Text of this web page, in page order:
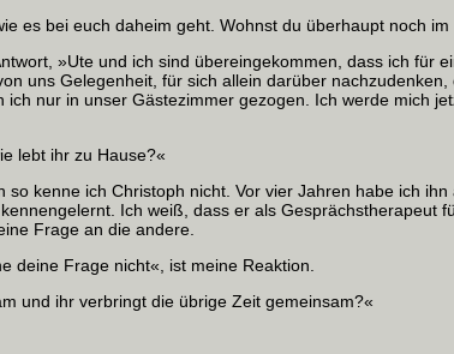
es bei euch daheim geht. Wohnst du überhaupt noch im
»Ute und ich sind übereingekommen, dass ich für
uns Gelegenheit, für sich allein darüber
ich nur in unser Gästezimmer gezogen. Ich werde mich
lebt ihr zu Hause?«
so kenne ich Christoph nicht. Vor vier Jahren habe ich
Ich weiß, dass er als Gesprächstherapeut
Frage an die andere.
deine Frage nicht«, ist meine Reaktion.
und ihr verbringt die übrige Zeit gemeinsam?«